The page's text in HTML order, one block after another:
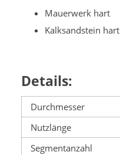
Mauerwerk hart
Kalksandstein hart
Details:
Durchmesser
Nutzlänge
Segmentanzahl